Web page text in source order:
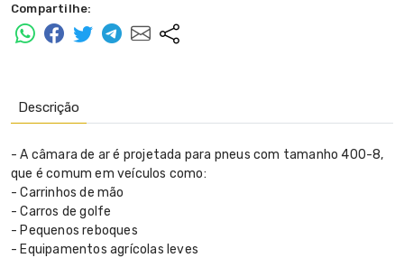
Compartilhe:
Descrição
- A câmara de ar é projetada para pneus com tamanho 400-8,
que é comum em veículos como:
- Carrinhos de mão
- Carros de golfe
- Pequenos reboques
- Equipamentos agrícolas leves